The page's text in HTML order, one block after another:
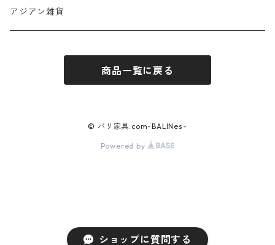
ショップに質問する
ダブル
アジアン雑貨
商品一覧に戻る
© バリ家具.com-BALINes-
Powered by